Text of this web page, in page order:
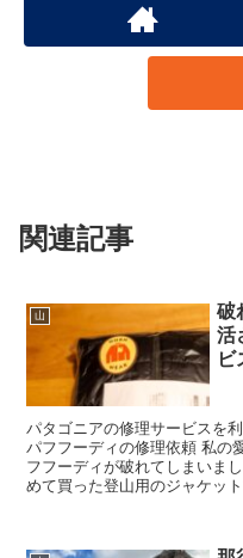
関連記事
山
破
活
ビ
パタゴニアの修理サービスを
パフフーディの修理依頼 私の
フフーディが破れてしまいま
めて買った登山用のジャケッ